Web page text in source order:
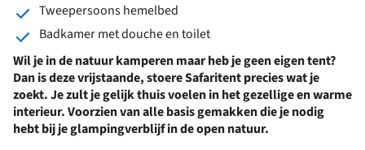
Tweepersoons hemelbed
Badkamer met douche en toilet
Wil je in de natuur kamperen maar heb je geen eigen tent?
Dan is deze vrijstaande, stoere Safaritent precies wat je
zoekt. Je zult je gelijk thuis voelen in het gezellige en warme
interieur. Voorzien van alle basis gemakken die je nodig
hebt bij je glampingverblijf in de open natuur.